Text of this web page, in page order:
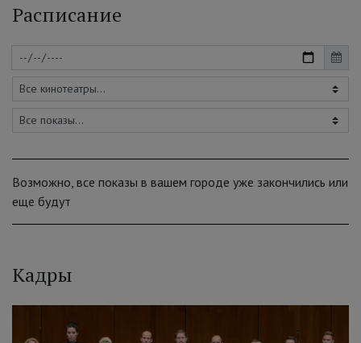
Расписание
Возможно, все показы в вашем городе уже закончились или
еще будут
Кадры